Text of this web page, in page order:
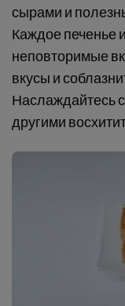
сырами и
Каждое печенье
неповторимые
вкусы и
Наслаждайтесь
другими